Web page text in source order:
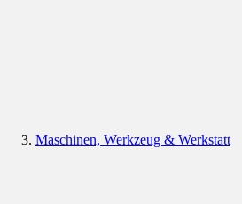
Maschinen, Werkzeug & Werkstatt